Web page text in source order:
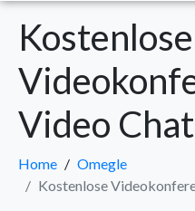
Kostenlose
Video
Home
Omegle
Kostenlose